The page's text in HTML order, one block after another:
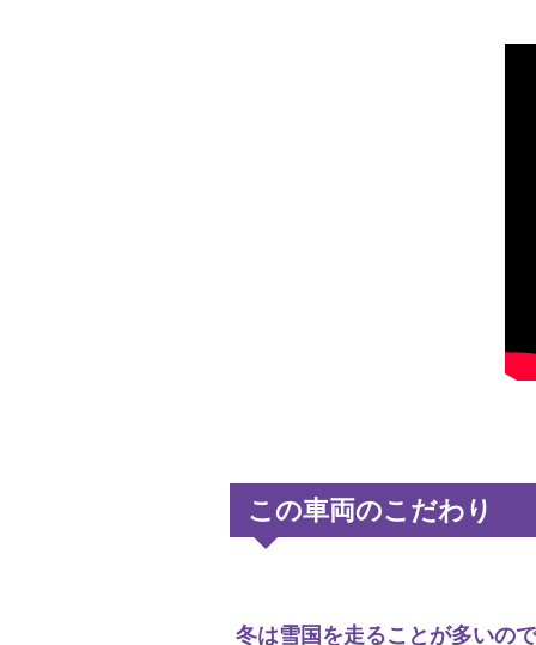
この車両のこだわり
冬は雪国を走ることが多いの